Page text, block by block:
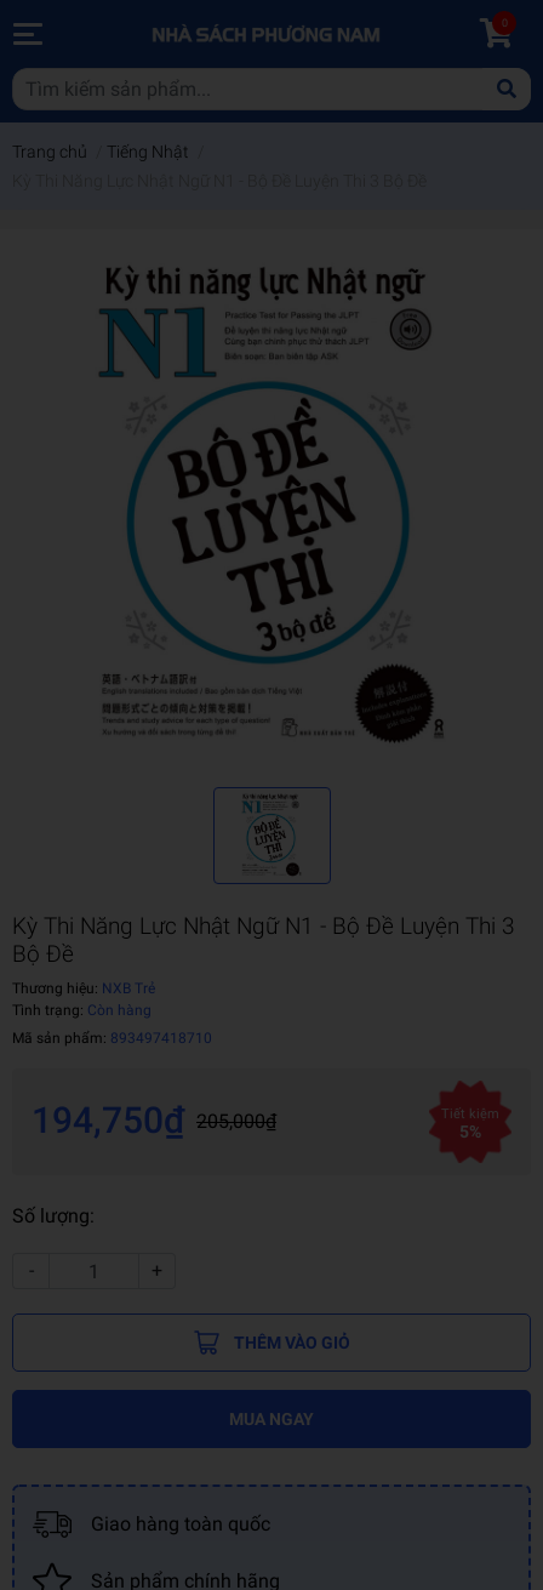
0
Trang chủ Tiếng Nhật
Kỳ Thi Năng Lực Nhật Ngữ N1 - Bộ Đề Luyện Thi 3
Bộ Đề
Thương hiệu: NXB Trẻ
Tình trạng: Còn hàng
Mã sản phẩm: 893497418710
194,750₫ 205,000₫ Tiết kiệm
5%
Số lượng:
- +
THÊM VÀO GIỎ
MUA NGAY
Giao hàng toàn quốc
Sản phẩm chính hãng